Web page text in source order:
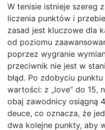
W tenisie istnieje szereg
liczenia punktów i
zasad jest kluczowe dla
od poziomu
poprzez wygranie
przeciwnik nie jest w
błąd. Po zdobyciu
wartości: z „love” do 15,
obaj zawodnicy osiągną
deuce, co oznacza, że
dwa kolejne punkty, aby